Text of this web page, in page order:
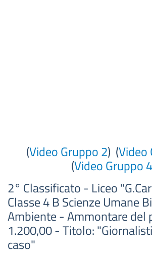
(Video Gruppo 2) (Video
(Video Gruppo 4
2° Classificato - Liceo
Classe 4 B Scienze Umane
Ambiente - Ammontare del
1.200,00 - Titolo:
caso"